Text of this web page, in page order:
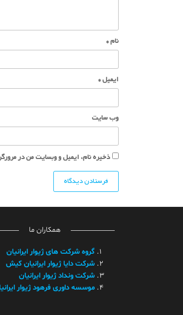
نام*
ایمیل*
وب‌ سایت
ذخیره نام، ایمیل و وبسایت من در
همکاران ما
گروه شرکت های ژیوار ایرانیان
شرکت دایا ژیوار ایرانیان کیش
شرکت ونداد ژیوار ایرانیان
موسسه داوری فرهود ژیوار